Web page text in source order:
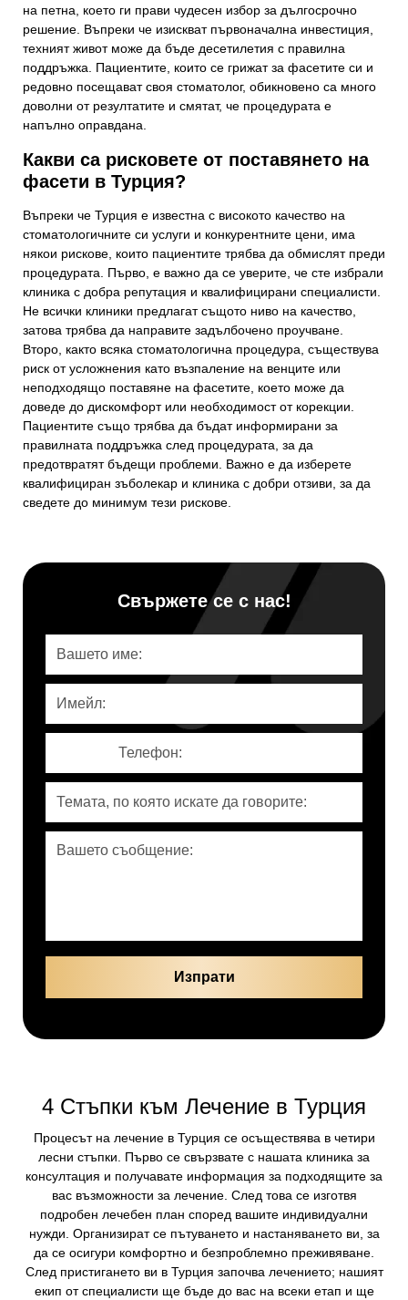
на петна, което ги прави чудесен избор за дългосрочно
решение. Въпреки че изискват първоначална инвестиция,
техният живот може да бъде десетилетия с правилна
поддръжка. Пациентите, които се грижат за фасетите си и
редовно посещават своя стоматолог, обикновено са много
доволни от резултатите и смятат, че процедурата е
напълно оправдана.
Какви са рисковете от поставянето на
фасети в Турция?
Въпреки че Турция е известна с високото качество на
стоматологичните си услуги и конкурентните цени, има
някои рискове, които пациентите трябва да обмислят преди
процедурата. Първо, е важно да се уверите, че сте избрали
клиника с добра репутация и квалифицирани специалисти.
Не всички клиники предлагат същото ниво на качество,
затова трябва да направите задълбочено проучване.
Второ, както всяка стоматологична процедура, съществува
риск от усложнения като възпаление на венците или
неподходящо поставяне на фасетите, което може да
доведе до дискомфорт или необходимост от корекции.
Пациентите също трябва да бъдат информирани за
правилната поддръжка след процедурата, за да
предотвратят бъдещи проблеми. Важно е да изберете
квалифициран зъболекар и клиника с добри отзиви, за да
сведете до минимум тези рискове.
Свържете се с нас!
4 Стъпки към Лечение в Турция
Процесът на лечение в Турция се осъществява в четири
лесни стъпки. Първо се свързвате с нашата клиника за
консултация и получавате информация за подходящите за
вас възможности за лечение. След това се изготвя
подробен лечебен план според вашите индивидуални
нужди. Организират се пътуването и настаняването ви, за
да се осигури комфортно и безпроблемно преживяване.
След пристигането ви в Турция започва лечението; нашият
екип от специалисти ще бъде до вас на всеки етап и ще